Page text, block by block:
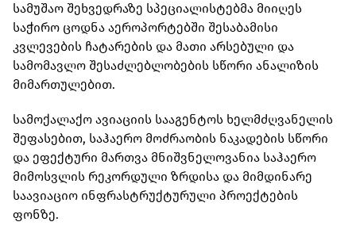
სამუშაო შეხვედრაზე სპეციალისტებმა მიიღეს
საჭირო ცოდნა აეროპორტებში შესაბამისი
კვლევების ჩატარების და მათი არსებული და
სამომავლო შესაძლებლობების სწორი ანალიზის
მიმართულებით.
სამოქალაქო ავიაციის სააგენტოს ხელმძღვანელის
შეფასებით, საჰაერო მოძრაობის ნაკადების სწორი
და ეფექტური მართვა მნიშვნელოვანია საჰაერო
მიმოსვლის რეკორდული ზრდისა და მიმდინარე
საავიაციო ინფრასტრუქტურული პროექტების
ფონზე.